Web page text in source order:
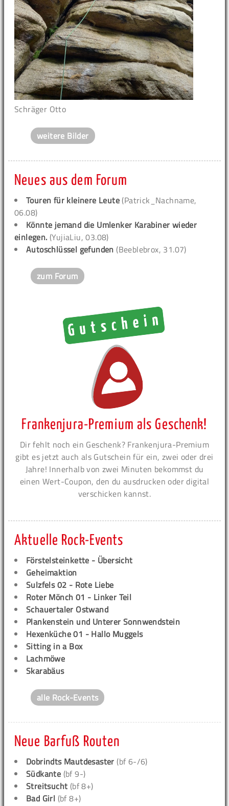
Schräger Otto
weitere Bilder
Neues aus dem Forum
Touren für kleinere Leute (Patrick_Nachname,
06.08)
Könnte jemand die Umlenker Karabiner wieder
einlegen. (YujiaLiu, 03.08)
Autoschlüssel gefunden (Beeblebrox, 31.07)
zum Forum
Frankenjura-Premium als Geschenk!
Dir fehlt noch ein Geschenk? Frankenjura-Premium
gibt es jetzt auch als Gutschein für ein, zwei oder drei
Jahre! Innerhalb von zwei Minuten bekommst du
einen Wert-Coupon, den du ausdrucken oder digital
verschicken kannst.
Aktuelle Rock-Events
Förstelsteinkette - Übersicht
Geheimaktion
Sulzfels 02 - Rote Liebe
Roter Mönch 01 - Linker Teil
Schauertaler Ostwand
Plankenstein und Unterer Sonnwendstein
Hexenküche 01 - Hallo Muggels
Sitting in a Box
Lachmöwe
Skarabäus
alle Rock-Events
Neue Barfuß Routen
Dobrindts Mautdesaster (bf 6-/6)
Südkante (bf 9-)
Streitsucht (bf 8+)
Bad Girl (bf 8+)